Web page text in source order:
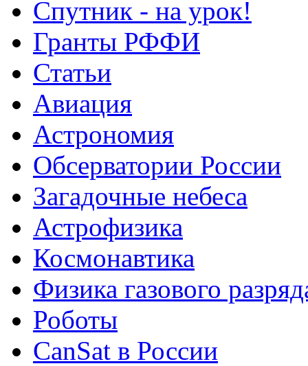
Спутник - на урок!
Гранты РФФИ
Статьи
Авиация
Астрономия
Обсерватории России
Загадочные небеса
Астрофизика
Космонавтика
Физика газового
Роботы
CanSat в России